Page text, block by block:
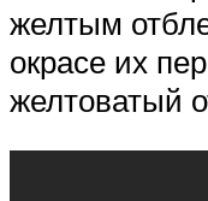
желтым
окрасе их
желтоватый